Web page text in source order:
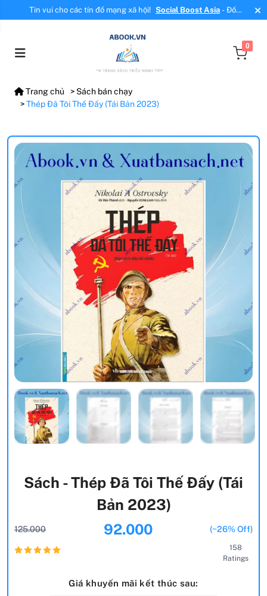
Tin vui cho các tín đồ mạng xã hội! Social Boost Asia- Đối
tác mới, cung cấp dịch vụ tăng tương tác, tăng follow uy tín!
0
Trang chủ
Sách bán chạy
Thép Đã Tôi Thế Đấy (Tái Bản 2023)
Sách - Thép Đã Tôi Thế Đấy (Tái
Bản 2023)
125.000 92.000 (~26% Off)
158
Ratings
Giá khuyến mãi kết thúc sau: